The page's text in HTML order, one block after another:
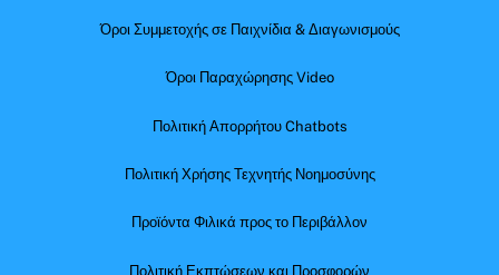
Όροι Συμμετοχής σε Παιχνίδια & Διαγωνισμούς
Όροι Παραχώρησης Video
Πολιτική Απορρήτου Chatbots
Πολιτική Χρήσης Τεχνητής Νοημοσύνης
Προϊόντα Φιλικά προς το Περιβάλλον
Πολιτική Εκπτώσεων και Προσφορών